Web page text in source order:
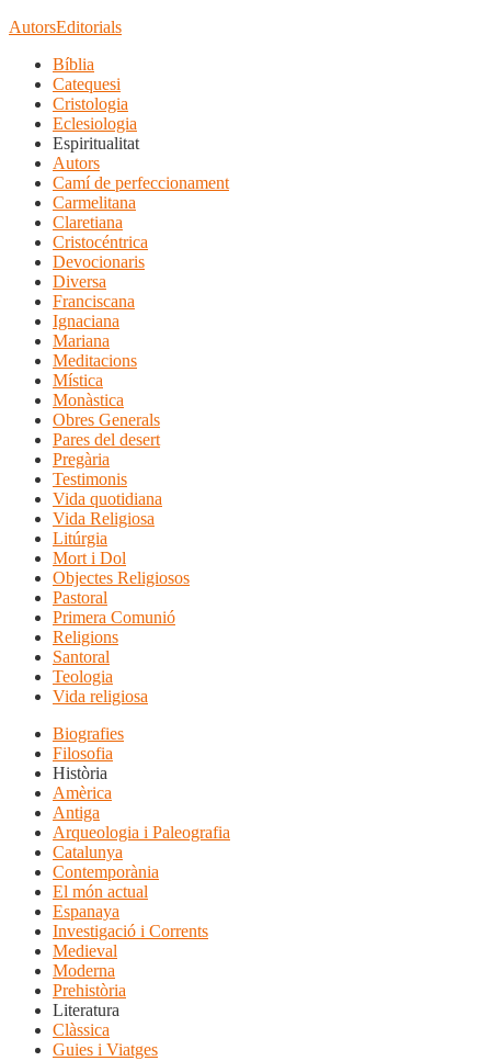
AutorsEditorials
Bíblia
Catequesi
Cristologia
Eclesiologia
Espiritualitat
Autors
Camí de perfeccionament
Carmelitana
Claretiana
Cristocéntrica
Devocionaris
Diversa
Franciscana
Ignaciana
Mariana
Meditacions
Mística
Monàstica
Obres Generals
Pares del desert
Pregària
Testimonis
Vida quotidiana
Vida Religiosa
Litúrgia
Mort i Dol
Objectes Religiosos
Pastoral
Primera Comunió
Religions
Santoral
Teologia
Vida religiosa
Biografies
Filosofia
Història
Amèrica
Antiga
Arqueologia i Paleografia
Catalunya
Contemporània
El món actual
Espanaya
Investigació i Corrents
Medieval
Moderna
Prehistòria
Literatura
Clàssica
Guies i Viatges